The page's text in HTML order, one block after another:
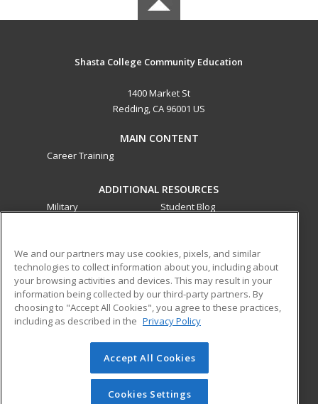
Shasta College Community Education
1400 Market St
Redding, CA 96001 US
MAIN CONTENT
Career Training
ADDITIONAL RESOURCES
Military
Student Blog
ed2go partners with this academic institution to provide
best-in-class non-credit online continuing education courses
that empower today’s workforce with relevant and
transferable skills needed for career growth in high-demand
© 2026 ed2go, a division of Cengage Learning. All rights
reserved. The material on this site cannot be reproduced or
redistributed unless you have obtained prior written
We and our partners may use cookies, pixels, and similar
technologies to collect information about you, including about
your browsing activities and devices. This may result in your
information being collected by our third-party partners. By
choosing to "Accept All Cookies", you agree to these practices,
including as described in the Privacy Policy
Accept All Cookies
Cookies Settings